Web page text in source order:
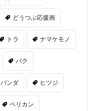
どうつぶ応援画
トラ ナマケモノ
バク
パンダ ヒツジ
ペリカン